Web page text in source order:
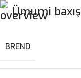
Ümumi baxış
BREND